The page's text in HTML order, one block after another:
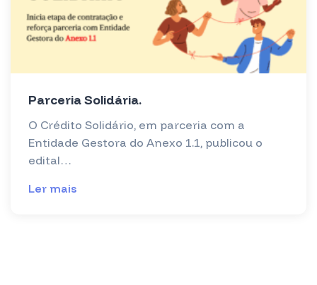
Parceria Solidária.
O Crédito Solidário, em parceria com a
Entidade Gestora do Anexo 1.1, publicou o
edital…
Ler mais